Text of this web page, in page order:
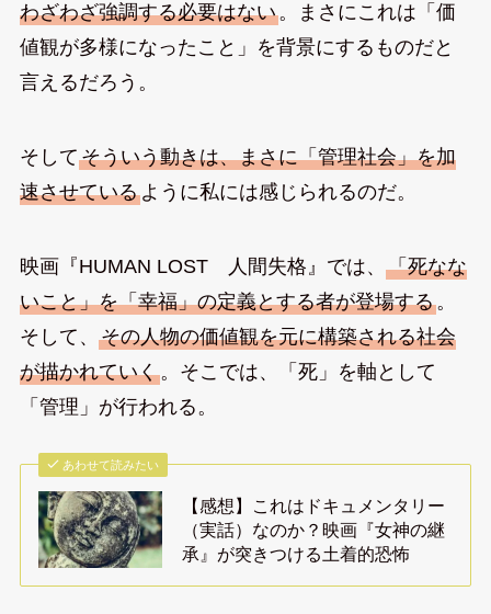
わざわざ強調する必要はない。まさにこれは「価
値観が多様になったこと」を背景にするものだと
言えるだろう。
そしてそういう動きは、まさに「管理社会」を加
速させているように私には感じられるのだ。
映画『HUMAN LOST 人間失格』では、 「死なな
いこと」を「幸福」の定義とする者が登場する。
そして、 その人物の価値観を元に構築される社会
が描かれていく。そこでは、「死」を軸として
「管理」が行われる。
あわせて読みたい
【感想】これはドキュメンタリー
（実話）なのか？映画『女神の継
承』が突きつける土着的恐怖